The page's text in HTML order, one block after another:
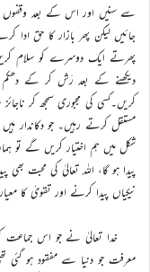
سے سنیں اور اس کے بعد وقفوں
جائیں لیکن پھر بازار کا حق
پھرتے ایک دوسرے کو سلام
دیکھنے کے بعد رَش کر کے دھکم
کریں۔کسی کی مجبوری سمجھ کر
مستقل کرتے رہیں۔ جو دکاندار
شکل میں ہم اختیار کریں گے تو
پیدا ہو گا، اللہ تعالیٰ کی محبت
نیکیاں پیدا کرنے اور تقویٰ کا
خدا تعالیٰ نے جو اس جماعت
معرفت جو دنیا سے مفقود ہو گئی